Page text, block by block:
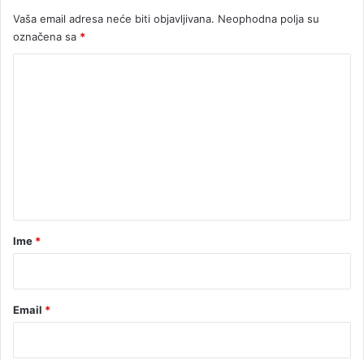
Vaša email adresa neće biti objavljivana. Neophodna polja su
označena sa *
r
Ime *
Email *